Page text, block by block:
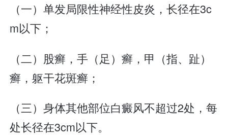
（一）单发局限性神经性皮炎，长径在3c
m以下；
（二）股癣，手（足）癣，甲（指、趾）
癣，躯干花斑癣；
（三）身体其他部位白癜风不超过2处，每
处长径在3cm以下。